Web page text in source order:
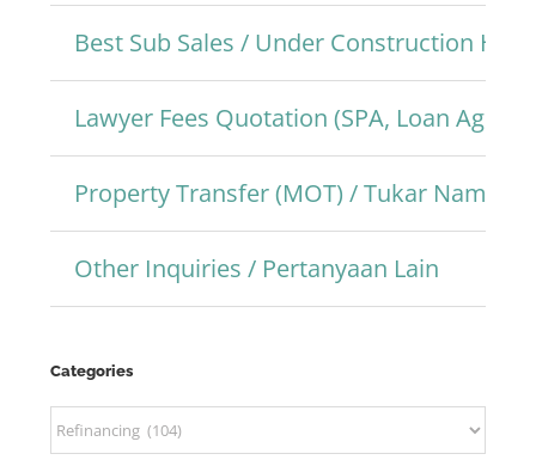
Best Sub Sales / Under Construction
Lawyer Fees Quotation (SPA, Loan
Property Transfer (MOT) / Tukar Nama
Other Inquiries / Pertanyaan Lain
Categories
Categories